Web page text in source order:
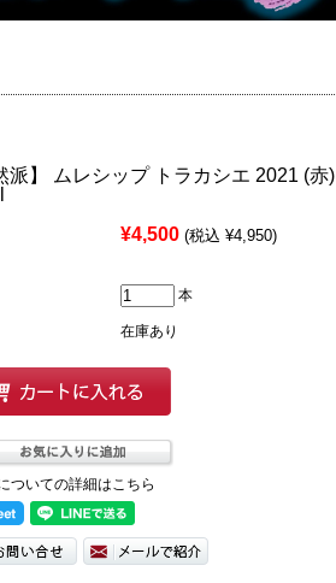
派】 ムレシップ トラカシエ 2021 (赤)
¥4,500 (税込 ¥4,950)
本
在庫あり
ついての詳細はこちら